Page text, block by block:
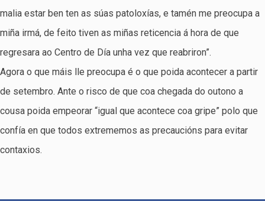
malia estar ben ten as súas patoloxías, e tamén me preocupa a
miña irmá, de feito tiven as miñas reticencia á hora de que
regresara ao Centro de Día unha vez que reabriron”.
Agora o que máis lle preocupa é o que poida acontecer a partir
de setembro. Ante o risco de que coa chegada do outono a
cousa poida empeorar “igual que acontece coa gripe” polo que
confía en que todos extrememos as precaucións para evitar
contaxios.